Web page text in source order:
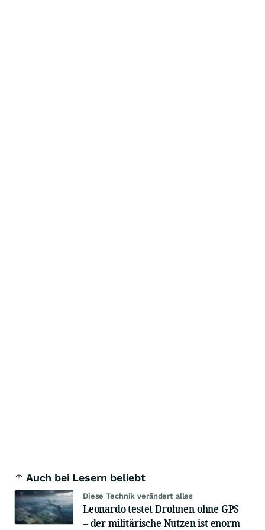
Auch bei Lesern beliebt
Diese Technik verändert alles
Leonardo testet Drohnen ohne GPS
– der militärische Nutzen ist enorm